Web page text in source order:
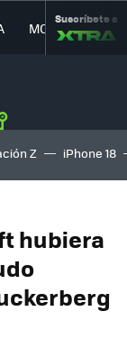
MOVILIDAD
Suscríbete a
Z iPhone 18
hubiera